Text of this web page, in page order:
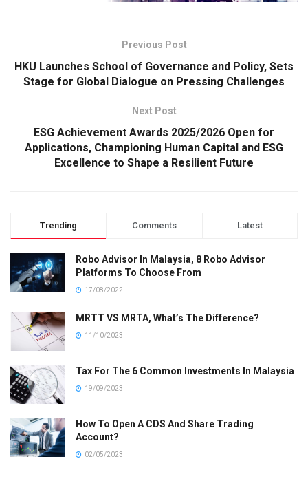
Previous Post
HKU Launches School of Governance and Policy, Sets
Stage for Global Dialogue on Pressing Challenges
Next Post
ESG Achievement Awards 2025/2026 Open for
Applications, Championing Human Capital and ESG
Excellence to Shape a Resilient Future
Trending Comments Latest
Robo Advisor In Malaysia, 8 Robo Advisor
Platforms To Choose From
17/08/2022
MRTT VS MRTA, What’s The Difference?
11/10/2023
Tax For The 6 Common Investments In Malaysia
19/09/2023
How To Open A CDS And Share Trading
Account?
02/05/2023